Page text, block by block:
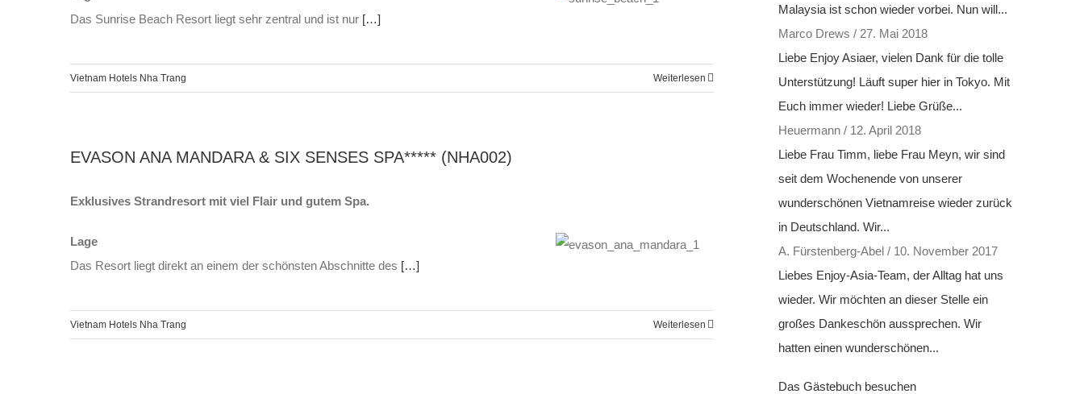
Das Sunrise Beach Resort liegt sehr zentral und ist nur […]
Vietnam Hotels Nha Trang Weiterlesen
EVASON ANA MANDARA & SIX SENSES SPA***** (NHA002)
Exklusives Strandresort mit viel Flair und gutem Spa.
Lage
Das Resort liegt direkt an einem der schönsten Abschnitte des […]
Vietnam Hotels Nha Trang Weiterlesen
Malaysia ist schon wieder vorbei. Nun will...
Marco Drews / 27. Mai 2018
Liebe Enjoy Asiaer, vielen Dank für die tolle
Unterstützung! Läuft super hier in Tokyo. Mit
Euch immer wieder! Liebe Grüße...
Heuermann/ 12. April 2018
Liebe Frau Timm, liebe Frau Meyn, wir sind
seit dem Wochenende von unserer
wunderschönen Vietnamreise wieder zurück
in Deutschland. Wir...
A. Fürstenberg-Abel/ 10. November 2017
Liebes Enjoy-Asia-Team, der Alltag hat uns
wieder. Wir möchten an dieser Stelle ein
großes Dankeschön aussprechen. Wir
hatten einen wunderschönen...
Das Gästebuch besuchen